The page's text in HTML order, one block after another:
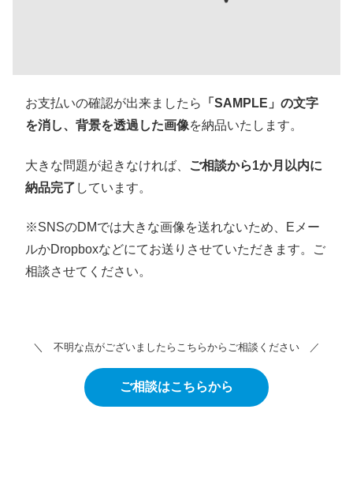
お支払いの確認が出来ましたら
「SAMPLE」の文字
を消し、背景を透過した画像を納品いたします。
大きな問題が起きなければ、
ご相談から1か月以内に
納品完了 しています。
※SNSのDMでは大きな画像を送れないため、Eメー
ルかDropboxなどにてお送りさせていただきます。ご
相談させてください。
＼ 不明な点がございましたらこちらからご相談ください ／
ご相談はこちらから